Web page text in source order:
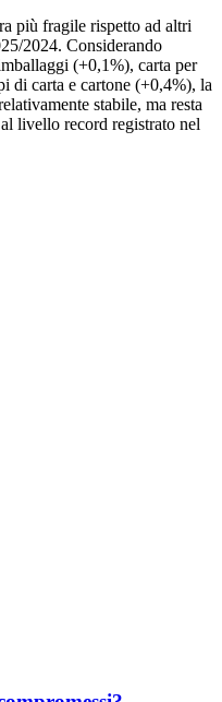
più fragile rispetto ad altri
2024. Considerando
(+0,1%), carta per
di carta e cartone (+0,4%), la
stabile, ma resta
livello record registrato nel